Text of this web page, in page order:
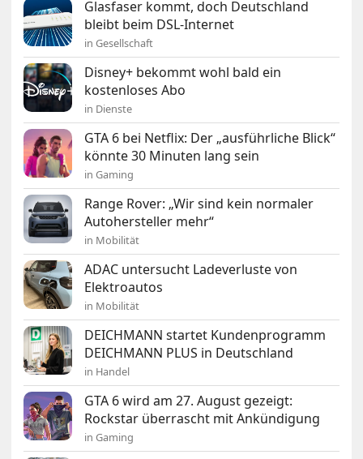
Glasfaser kommt, doch Deutschland
bleibt beim DSL-Internet
in Gesellschaft
Disney+ bekommt wohl bald ein
kostenloses Abo
in Dienste
GTA 6 bei Netflix: Der „ausführliche Blick“
könnte 30 Minuten lang sein
in Gaming
Range Rover: „Wir sind kein normaler
Autohersteller mehr“
in Mobilität
ADAC untersucht Ladeverluste von
Elektroautos
in Mobilität
DEICHMANN startet Kundenprogramm
DEICHMANN PLUS in Deutschland
in Handel
GTA 6 wird am 27. August gezeigt:
Rockstar überrascht mit Ankündigung
in Gaming